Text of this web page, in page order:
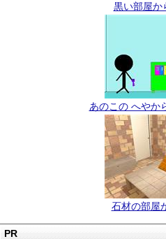
黒い部屋か
あのこの へやか
石材の部屋
PR